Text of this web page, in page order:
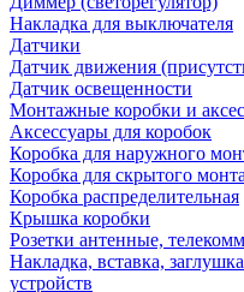
Накладка для выключателя
Датчики
Датчик движения
Датчик освещенности
Монтажные коробки и
Аксессуары для коробок
Коробка для наружного
Коробка для скрытого
Коробка распределительная
Крышка коробки
Розетки антенные,
Накладка, вставка,
устройств